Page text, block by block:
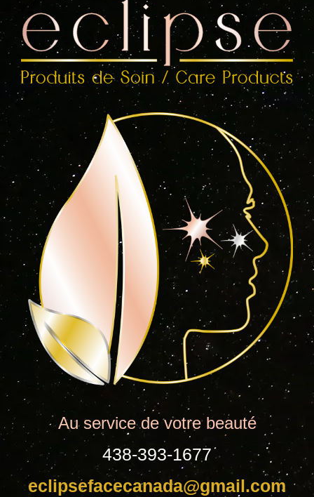
Au service de votre beauté
438-393-1677
eclipsefacecanada@gmail.com